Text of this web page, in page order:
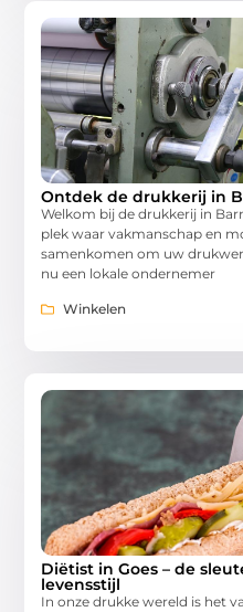
Ontdek de drukkerij in
Welkom bij de drukkerij in
plek waar vakmanschap en
samenkomen om uw
nu een lokale ondernemer
Winkelen
Diëtist in Goes – de
levensstijl
In onze drukke wereld is het